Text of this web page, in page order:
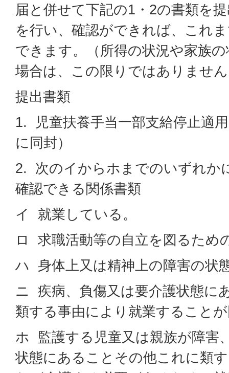
届と併せて下記の1・2の書類を
を行い、確認ができれば、これ
できます。（所得の状況や家族
場合は、この限りではありませ
提出書類
1. 児童扶養手当一部支給停止適
に同封）
2. 次のイからホまでのいずれか
確認できる関係書類
イ 就業している。
ロ 求職活動等の自立を図るため
ハ 身体上又は精神上の障害の状
ニ 疾病、負傷又は要介護状態に
類する事由により就業すること
ホ 監護する児童又は親族が障害
状態にあることその他これに類